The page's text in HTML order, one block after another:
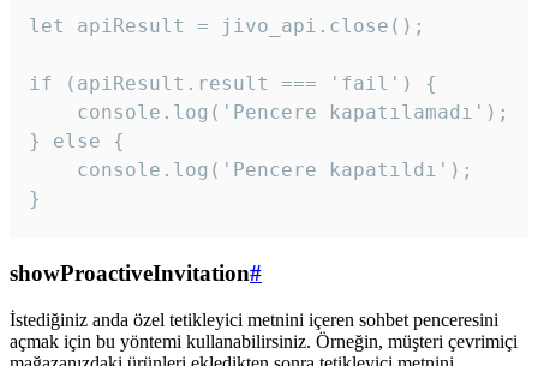
let apiResult = jivo_api.close();
if (apiResult.result === 'fail') {
    console.log('Pencere kapatılamadı');
} else {
    console.log('Pencere kapatıldı');
}
showProactiveInvitation#
İstediğiniz anda özel tetikleyici metnini içeren sohbet penceresini
açmak için bu yöntemi kullanabilirsiniz. Örneğin, müşteri çevrimiçi